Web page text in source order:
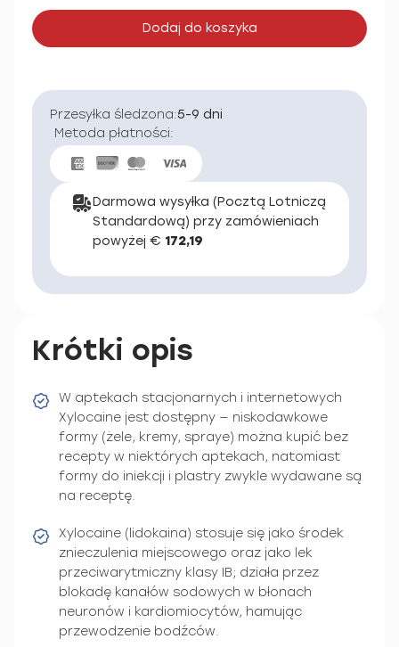
Dodaj do koszyka
Przesyłka śledzona:5-9 dni
Metoda płatności:
Darmowa wysyłka (Pocztą Lotniczą
Standardową) przy zamówieniach
powyżej € 172,19
Krótki opis
W aptekach stacjonarnych i internetowych
Xylocaine jest dostępny — niskodawkowe
formy (żele, kremy, spraye) można kupić bez
recepty w niektórych aptekach, natomiast
formy do iniekcji i plastry zwykle wydawane są
na receptę.
Xylocaine (lidokaina) stosuje się jako środek
znieczulenia miejscowego oraz jako lek
przeciwarytmiczny klasy IB; działa przez
blokadę kanałów sodowych w błonach
neuronów i kardiomiocytów, hamując
przewodzenie bodźców.